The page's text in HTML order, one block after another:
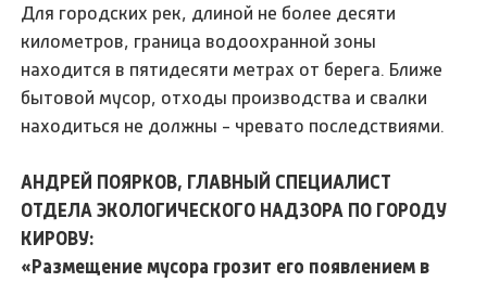
Для городских рек, длиной не более десяти
километров, граница водоохранной зоны
находится в пятидесяти метрах от берега. Ближе
бытовой мусор, отходы производства и свалки
находиться не должны - чревато последствиями.
АНДРЕЙ ПОЯРКОВ, ГЛАВНЫЙ СПЕЦИАЛИСТ
ОТДЕЛА ЭКОЛОГИЧЕСКОГО НАДЗОРА ПО ГОРОДУ
КИРОВУ:
«Размещение мусора грозит его появлением в